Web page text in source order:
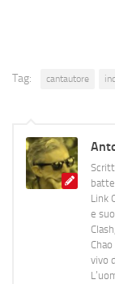
Tag: cantautore
Link
e
vivo